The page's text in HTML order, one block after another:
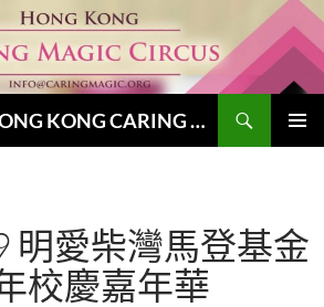
香港愛心魔法團 HONG KONG CARING MAGIC CIRCUS
明愛柴灣馬登基金
校慶嘉年華